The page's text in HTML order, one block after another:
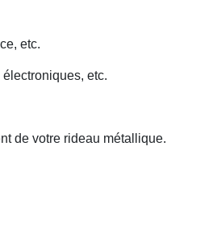
etc.
etc.
de votre rideau métallique.